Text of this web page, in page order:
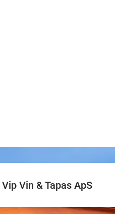
Vin & Tapas ApS